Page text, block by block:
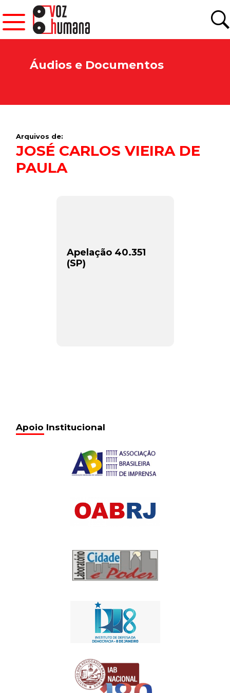
Áudios e Documentos
Arquivos de:
JOSÉ CARLOS VIEIRA DE
PAULA
Apelação 40.351
(SP)
Apoio Institucional